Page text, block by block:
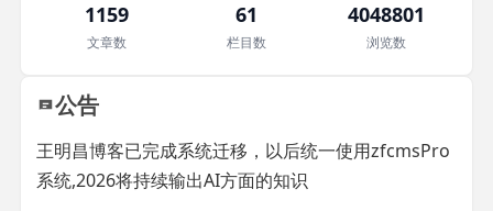
1159
文章数
61
栏目数
4048801
浏览数
公告
王明昌博客已完成系统迁移，以后统一使用zfcmsPro
系统,2026将持续输出AI方面的知识